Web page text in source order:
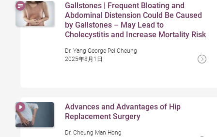
Gallstones | Frequent Bloating and
Abdominal Distension Could Be Caused
by Gallstones – May Lead to
Cholecystitis and Increase Mortality Risk
Dr. Yang George Pei Cheung
2025年8月1日
Advances and Advantages of Hip
Replacement Surgery
Dr. Cheung Man Hong